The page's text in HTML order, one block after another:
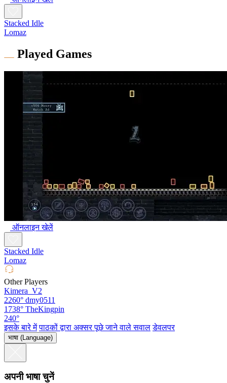
Stacked Idle
Lomaz
Played Games
ऑनलाइन खेलें
Stacked Idle
Lomaz
Other Players
Kimera_V2
2260° dmy0511
1738° TheKingpin
240°
इसके बारे में पाठकों द्वारा अक्सर पूछे जाने वाले सवाल डेवलपर
भाषा (Language)
अपनी भाषा चुनें